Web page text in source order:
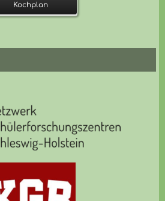
Kochplan